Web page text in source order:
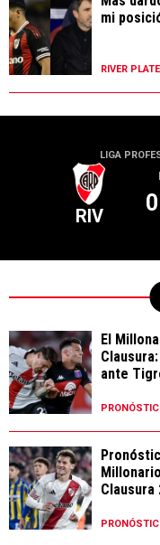
mi
RIVER PLATE
LIGA
RIV 0
El
ante
Clausura